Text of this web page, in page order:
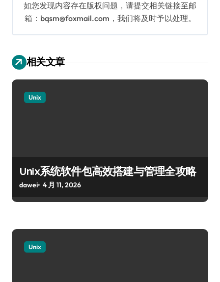
如您发现内容存在版权问题，请提交相关链接至邮
箱：bqsm@foxmail.com，我们将及时予以处理。
相关文章
Unix
Unix系统软件包高效搭建与管理全攻略
dawei 4 月 11, 2026
Unix